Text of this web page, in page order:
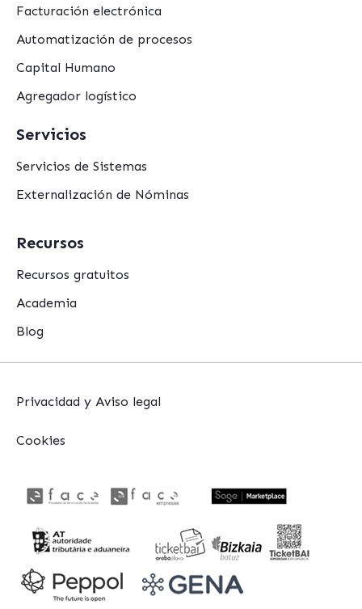
Facturación electrónica
Automatización de procesos
Capital Humano
Agregador logístico
Servicios
Servicios de Sistemas
Externalización de Nóminas
Recursos
Recursos gratuitos
Academia
Blog
Privacidad y Aviso legal
Cookies